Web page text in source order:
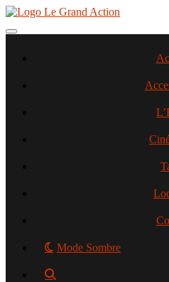
Aller
contenu
Toggle navigation
Mode Sombre